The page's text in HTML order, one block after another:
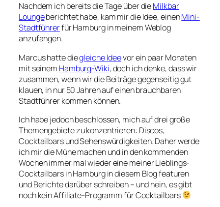
Nachdem ich bereits die Tage über dieMilkbar
Loungeberichtet habe, kam mir die Idee, einenMini-
Stadtführerfür Hamburg in meinem Weblog
anzufangen.
Marcus hatte diegleiche Ideevor ein paar Monaten
mit seinem Hamburg-Wiki, doch ich denke, dass wir
zusammen, wenn wir die Beiträge gegenseitig gut
klauen, in nur 50 Jahren auf einen brauchbaren
Stadtführer kommen können.
Ich habe jedoch beschlossen, mich auf drei große
Themengebiete zu konzentrieren: Discos,
Cocktailbars und Sehenswürdigkeiten. Daher werde
ich mir die Mühe machen und in den kommenden
Wochen immer mal wieder eine meiner Lieblings-
Cocktailbars in Hamburg in diesem Blog featuren
und Berichte darüber schreiben – und nein, es gibt
noch kein Affiliate-Programm für Cocktailbars